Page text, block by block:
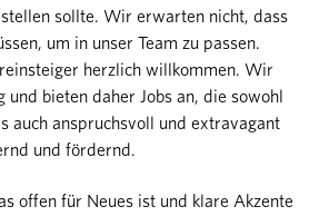
sollte. Wir erwarten nicht, dass
um in unser Team zu passen.
herzlich willkommen. Wir
bieten daher Jobs an, die sowohl
auch anspruchsvoll und extravagant
und fördernd.
offen für Neues ist und klare Akzente